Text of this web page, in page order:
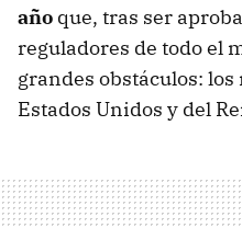
año que, tras ser
reguladores de todo el
grandes obstáculos:
Estados Unidos y del